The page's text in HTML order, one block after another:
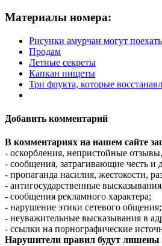
Материалы номера:
Рисунки амурчан могут
Продам
Летные секреты
Капкан нищеты
Три фрукта, которые
Добавить комментарий
В комментариях на нашем сайте
- оскорбления, непристойные
- сообщения, затрагивающие честь и
- пропаганда насилия, жестокости,
- антигосударственные
- сообщения рекламного характера;
- нарушение этики сетевого общения;
- неуважительные высказывания в
- ссылки на порнографические
Нарушители правил будут